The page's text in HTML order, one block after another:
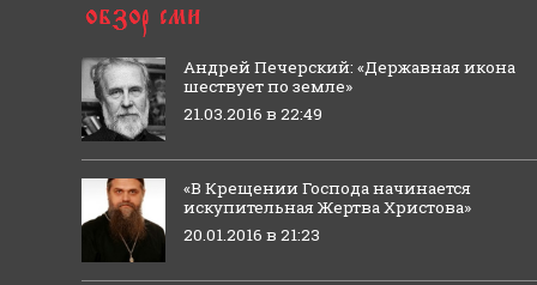
Андрей Печерский: «Державная икона
шествует по земле»
21.03.2016 в 22:49
«В Крещении Господа начинается
искупительная Жертва Христова»
20.01.2016 в 21:23